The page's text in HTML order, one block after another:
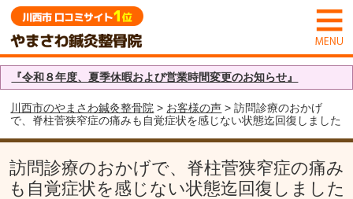
『令和８年度、夏季休暇および営業時間変更のお知らせ』
川西市のやまさわ鍼灸整骨院 > お客様の声 > 訪問診療のおかげ
で、脊柱菅狭窄症の痛みも自覚症状を感じない状態迄回復しました
訪問診療のおかげで、脊柱菅狭窄症の痛み
も自覚症状を感じない状態迄回復しました